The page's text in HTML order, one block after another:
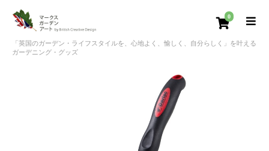
0
「英国のガーデン・ライフスタイルを、心地よく、愉しく、自分らしく」を叶える
ガーデニング・グッズ